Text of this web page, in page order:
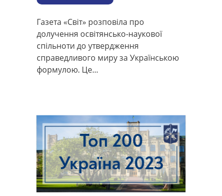
Газета «Світ» розповіла про
долучення освітянсько-наукової
спільноти до утвердження
справедливого миру за Українською
формулою. Це...